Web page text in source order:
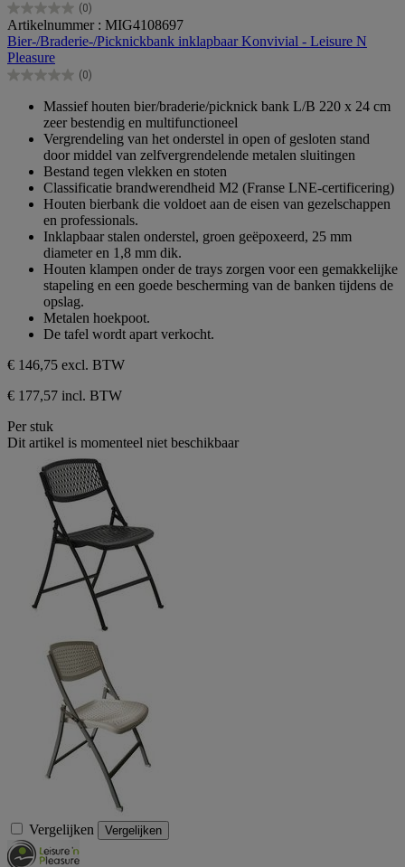
(0)
0.0
van
de
5
sterren.
Artikelnummer : MIG4108697
Bier-/Braderie-/Picknickbank inklapbaar Konvivial - Leisure N
Pleasure
(0)
0.0
sterren.
Massief houten bier/braderie/picknick bank L/B 220 x 24 cm
zeer bestendig en multifunctioneel
Vergrendeling van het onderstel in open of gesloten stand
door middel van zelfvergrendelende metalen sluitingen
Bestand tegen vlekken en stoten
Classificatie brandwerendheid M2 (Franse LNE-certificering)
Houten bierbank die voldoet aan de eisen van gezelschappen
en professionals.
Inklapbaar stalen onderstel, groen geëpoxeerd, 25 mm
diameter en 1,8 mm dik.
Houten klampen onder de trays zorgen voor een gemakkelijke
stapeling en een goede bescherming van de banken tijdens de
opslag.
Metalen hoekpoot.
De tafel wordt apart verkocht.
€ 146,75 excl. BTW
€ 177,57 incl. BTW
Per stuk
Dit artikel is momenteel niet beschikbaar
Vergelijken Vergelijken